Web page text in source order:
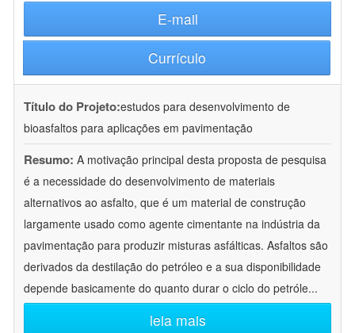
E-mail
Currículo
Título do Projeto:estudos para desenvolvimento de
bioasfaltos para aplicações em pavimentação
Resumo: A motivação principal desta proposta de pesquisa
é a necessidade do desenvolvimento de materiais
alternativos ao asfalto, que é um material de construção
largamente usado como agente cimentante na indústria da
pavimentação para produzir misturas asfálticas. Asfaltos são
derivados da destilação do petróleo e a sua disponibilidade
depende basicamente do quanto durar o ciclo do petróle...
leia mais